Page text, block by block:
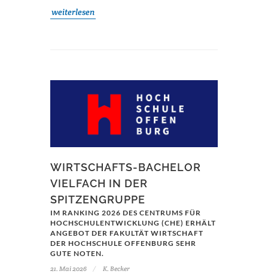
weiterlesen
WIRTSCHAFTS-BACHELOR
VIELFACH IN DER
SPITZENGRUPPE
IM RANKING 2026 DES CENTRUMS FÜR
HOCHSCHULENTWICKLUNG (CHE) ERHÄLT
ANGEBOT DER FAKULTÄT WIRTSCHAFT
DER HOCHSCHULE OFFENBURG SEHR
GUTE NOTEN.
21. Mai 2026
K. Becker